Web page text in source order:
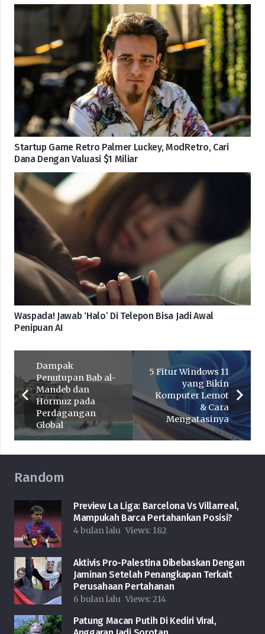
Startup Game Retro Palmer Luckey, ModRetro, Cari
Dana Dengan Valuasi $1 Miliar
Waspada! Jawab ‘Halo’ Di Telepon Bisa Jadi Awal
Penipuan AI
Dampak
Penutupan Bab al-
Mandeb dan
Hormuz pada
Perdagangan
Global
5 Fitur Windows 11
yang Bikin
Komputer Lemot
& Cara
Mengatasinya
Random
Preview La Liga: Barcelona Vs Villarreal,
Mampukah Barca Pertahankan Posisi?
4 bulan lalu Views: 182
Aktivis Pro-Palestina Dibebaskan Dengan
Jaminan Setelah Penangkapan Terkait
Perusahaan Pertahanan
6 bulan lalu Views:214
Patung Macan Putih Di Kediri Viral,